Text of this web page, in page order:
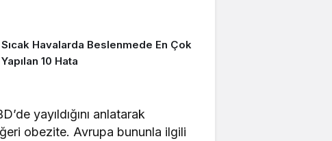
Sıcak Havalarda Beslenmede En Çok
Yapılan 10 Hata
yayıldığını anlatarak
obezite. Avrupa bununla ilgili